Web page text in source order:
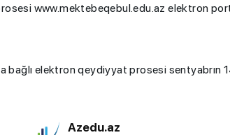
www.mektebeqebul.edu.az elektron
bağlı elektron qeydiyyat prosesi sentyabrın
Azedu.az